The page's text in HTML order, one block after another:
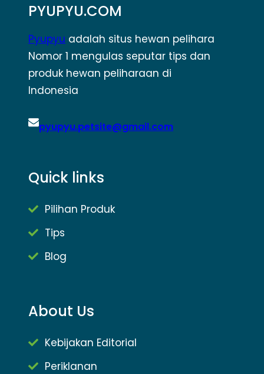
PYUPYU.COM
Pyupyu adalah situs hewan pelihara
Nomor 1 mengulas seputar tips dan
produk hewan peliharaan di
Indonesia
pyupyu.petsite@gmail.com
Quick links
Pilihan Produk
Tips
Blog
About Us
Kebijakan Editorial
Periklanan